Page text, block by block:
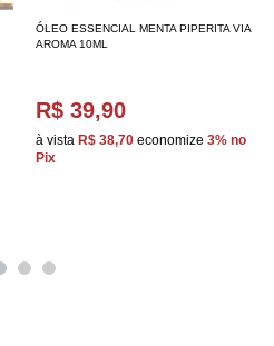
ÓLEO ESSENCIAL MENTA PIPERITA VIA
AROMA 10ML
R$ 39,90
à vista R$ 38,70 economize 3% no
Pix